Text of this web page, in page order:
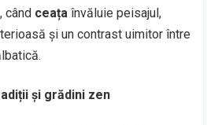
când ceața învăluie peisajul,
și un contrast uimitor între
și grădini zen